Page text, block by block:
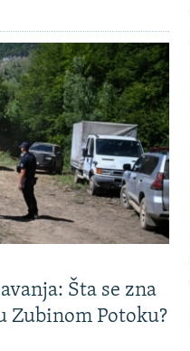
Šta se zna
Zubinom Potoku?